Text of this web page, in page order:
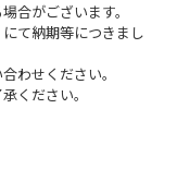
合がございます。
て納期等につきまし
わせください。
ください。